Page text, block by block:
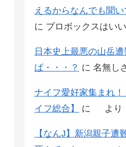
えるからなんでも聞
に プロボックスはい
日本史上最悪の山岳遭
ば・・・？ に 名無し
ナイフ愛好家集まれ
イフ総合】
に より
【なんJ】新潟親子遭